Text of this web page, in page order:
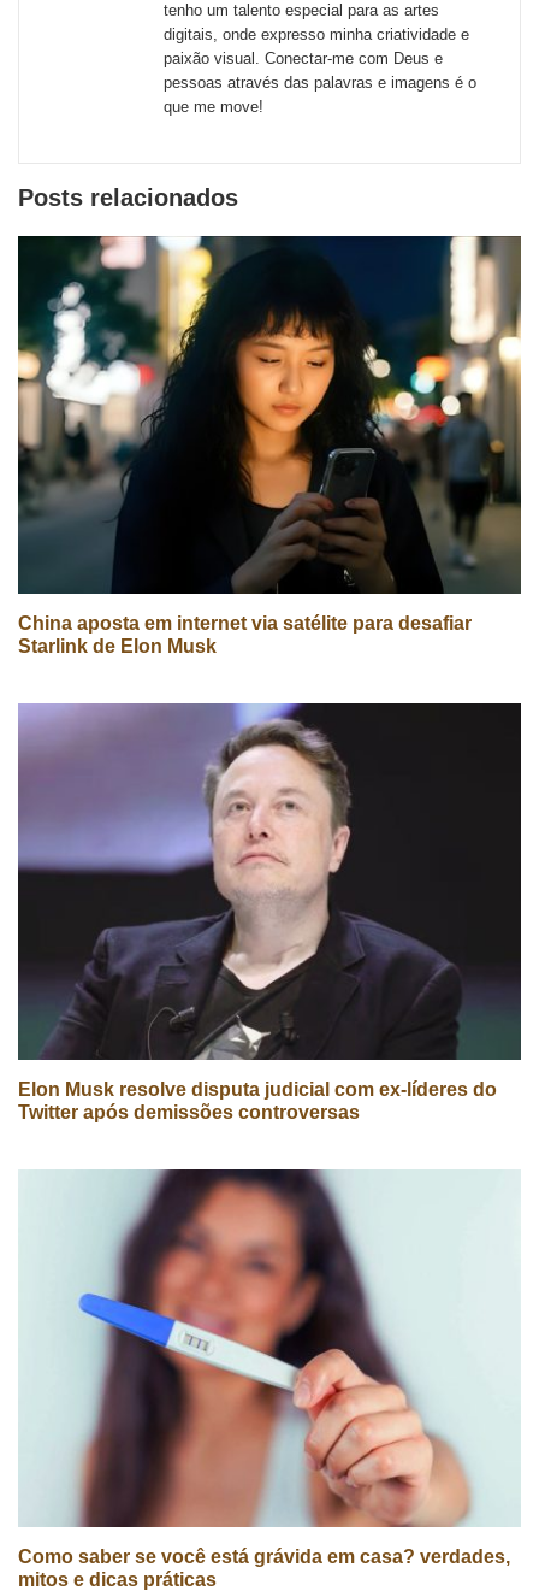
tenho um talento especial para as artes
digitais, onde expresso minha criatividade e
paixão visual. Conectar-me com Deus e
pessoas através das palavras e imagens é o
que me move!
Posts relacionados
China aposta em internet via satélite para desafiar
Starlink de Elon Musk
Elon Musk resolve disputa judicial com ex-líderes do
Twitter após demissões controversas
Como saber se você está grávida em casa? verdades,
mitos e dicas práticas